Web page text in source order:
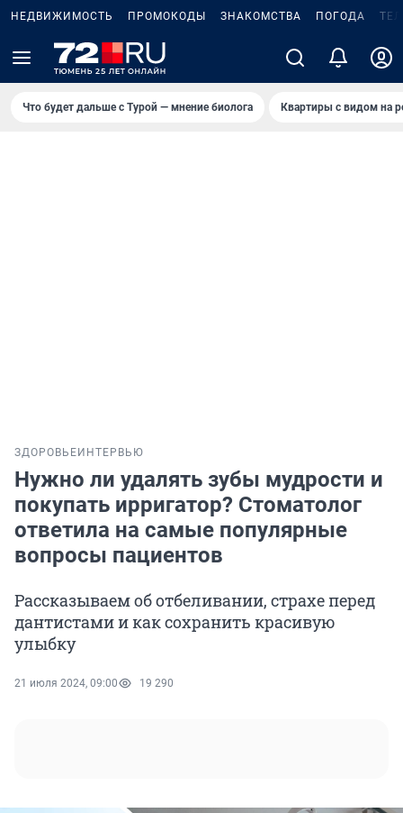
НЕДВИЖИМОСТЬ ПРОМОКОДЫ ЗНАКОМСТВА ПОГОДА
Что будет дальше с Турой — мнение биолога Квартиры с видом на
ЗДОРОВЬЕ ИНТЕРВЬЮ
Нужно ли удалять зубы мудрости и
покупать ирригатор? Стоматолог
ответила на самые популярные
вопросы пациентов
Рассказываем об отбеливании, страхе перед
дантистами и как сохранить красивую
улыбку
21 июля 2024, 09:00 19 290